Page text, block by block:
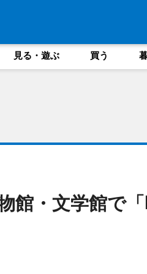
見る・遊ぶ 買う
館・文学館で